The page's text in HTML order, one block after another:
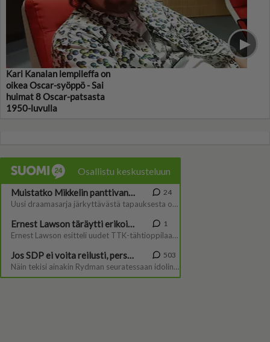
Kari Kanalan lempileffa on
oikea Oscar-syöppö - Sai
huimat 8 Oscar-patsasta
1950-luvulla